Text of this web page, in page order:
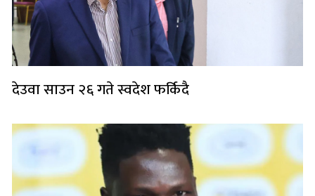
देउवा साउन २६ गते स्वदेश फर्किदै